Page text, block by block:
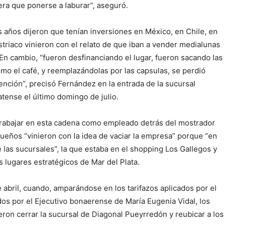
que ponerse a laburar”, aseguró.
años dijeron que tenían inversiones en México, en Chile, en
vinieron con el relato de que iban a vender medialunas
cambio, “fueron desfinanciando el lugar, fueron sacando las
el café, y reemplazándolas por las capsulas, se perdió
precisó Fernández en la entrada de la sucursal
el último domingo de julio.
en esta cadena como empleado detrás del mostrador
“vinieron con la idea de vaciar la empresa” porque “en
sucursales”, la que estaba en el shopping Los Gallegos y
lugares estratégicos de Mar del Plata.
cuando, amparándose en los tarifazos aplicados por el
por el Ejecutivo bonaerense de María Eugenia Vidal, los
cerrar la sucursal de Diagonal Pueyrredón y reubicar a los